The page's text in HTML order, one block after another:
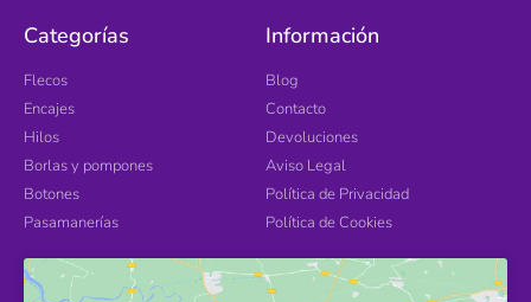
Categorías
Flecos
Encajes
Hilos
Borlas y pompones
Botones
Pasamanerías
Información
Blog
Contacto
Devoluciones
Aviso Legal
Política de Privacidad
Política de Cookies